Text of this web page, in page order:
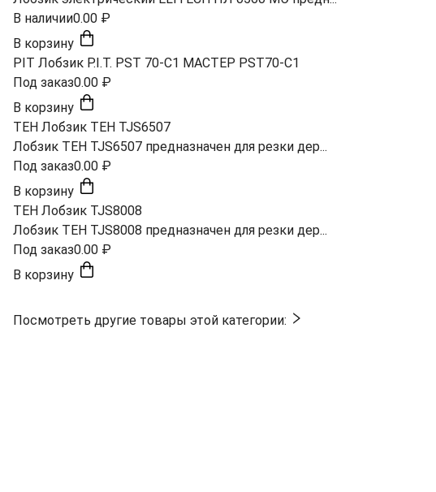
В наличии0.00 ₽
В корзину
PIT Лобзик P.I.T. PST 70-C1 МАСТЕР PST70-C1
Под заказ0.00 ₽
В корзину
TEH Лобзик TEH TJS6507
Лобзик TEH TJS6507 предназначен для резки дер...
Под заказ0.00 ₽
В корзину
TEH Лобзик TJS8008
Лобзик TEH TJS8008 предназначен для резки дер...
Под заказ0.00 ₽
В корзину
Посмотреть другие товары этой категории: